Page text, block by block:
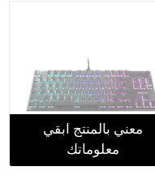
معني بالمنتج ابقي
معلوماتك